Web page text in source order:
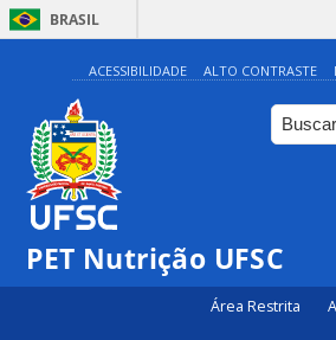
BRASIL
ACESSIBILIDADE ALTO CONTRASTE
PET Nutrição UFSC
Área Restrita